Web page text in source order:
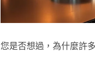
您是否想過，為什麼許